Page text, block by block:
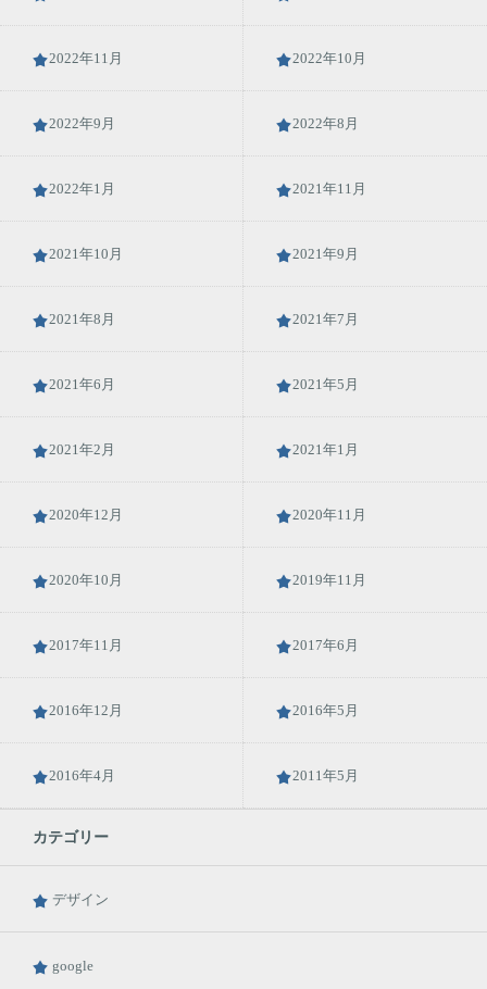
2022年11月 2022年10月
2022年9月 2022年8月
2022年1月 2021年11月
2021年10月 2021年9月
2021年8月 2021年7月
2021年6月 2021年5月
2021年2月 2021年1月
2020年12月 2020年11月
2020年10月 2019年11月
2017年11月 2017年6月
2016年12月 2016年5月
2016年4月 2011年5月
カテゴリー
デザイン
google